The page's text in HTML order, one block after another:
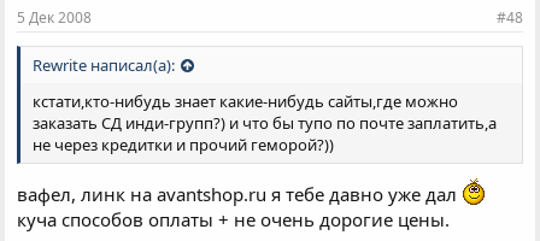
5 Дек 2008 #48
Rewrite написал(а):
кстати,кто-нибудь знает какие-нибудь сайты,где можно
заказать СД инди-групп?) и что бы тупо по почте заплатить,а
не через кредитки и прочий геморой?))
вафел, линк на avantshop.ru я тебе давно уже дал
куча способов оплаты + не очень дорогие цены.